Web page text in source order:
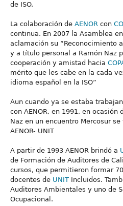
de ISO.
La colaboración de AENOR con
continua. En 2007 la Asamblea
aclamación su “Reconocimiento
y a título personal a Ramón Naz
cooperación y amistad hacia
mérito que les cabe en la cada
idioma español en la ISO”
Aun cuando ya se estaba
con AENOR, en 1991, en ocasión
Naz en un encuentro Mercosur
AENOR- UNIT
A partir de 1993 AENOR brindó a
de Formación de Auditores de
cursos, que permitieron formar
docentes de UNIT Incluidos.
Auditores Ambientales y uno de
Ocupacional.